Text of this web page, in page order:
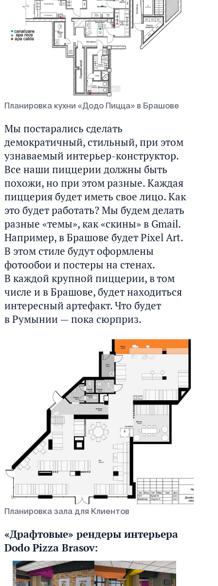
Планировка кухни «Додо Пицца» в Брашове
Мы постарались сделать
демократичный, стильный, при этом
узнаваемый интерьер-конструктор.
Все наши пиццерии должны быть
похожи, но при этом разные. Каждая
пиццерия будет иметь свое лицо. Как
это будет работать? Мы будем делать
разные «темы», как «скины» в Gmail.
Например, в Брашове будет Pixel Art.
В этом стиле будут оформлены
фотообои и постеры на стенах.
В каждой крупной пиццерии, в том
числе и в Брашове, будет находиться
интересный артефакт. Что будет
в Румынии — пока сюрприз.
Планировка зала для Клиентов
«Драфтовые» рендеры интерьера
Dodo Pizza Brasov: